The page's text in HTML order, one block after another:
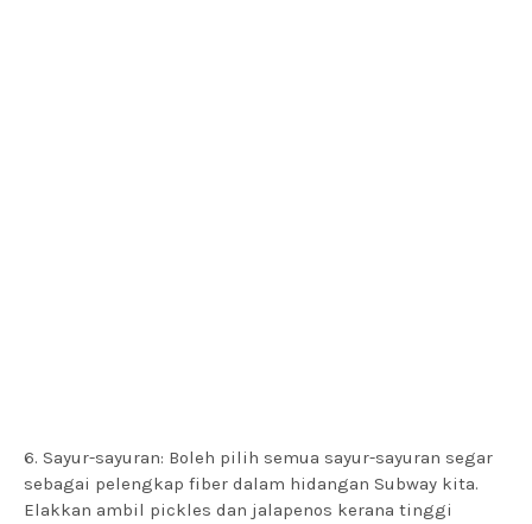
6. Sayur-sayuran: Boleh pilih semua sayur-sayuran segar
sebagai pelengkap fiber dalam hidangan Subway kita.
Elakkan ambil pickles dan jalapenos kerana tinggi